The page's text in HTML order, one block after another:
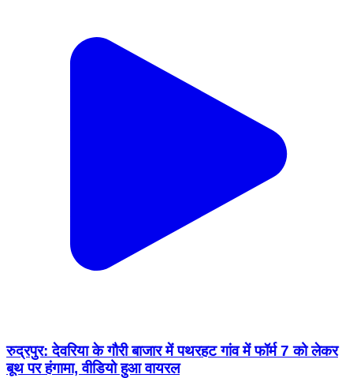
रुद्रपुर: देवरिया के गौरी बाजार में पथरहट गांव में फॉर्म 7 को लेकर
बूथ पर हंगामा, वीडियो हुआ वायरल